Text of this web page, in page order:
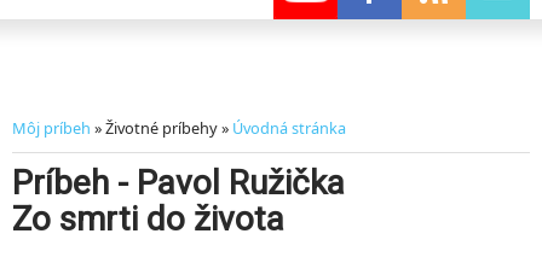
Môj príbeh » Životné príbehy » Úvodná stránka
Príbeh - Pavol Ružička
Zo smrti do života